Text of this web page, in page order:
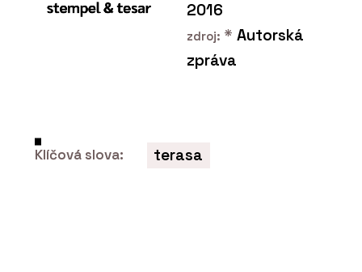
2016
zdroj: * Autorská
zpráva
Klíčová slova: terasa